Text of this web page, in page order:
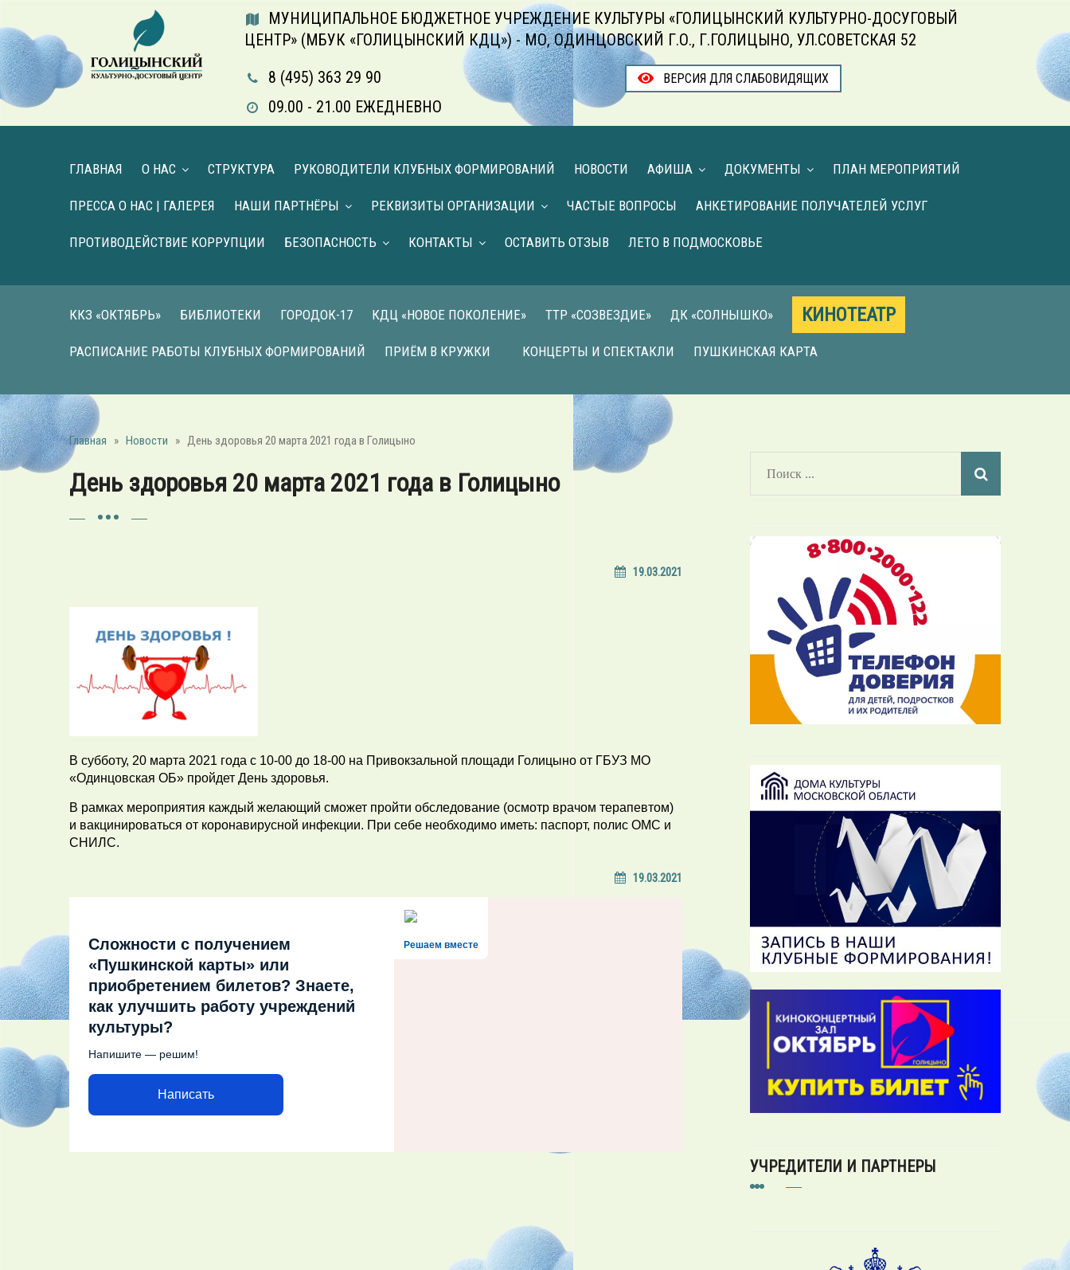
МУНИЦИПАЛЬНОЕ БЮДЖЕТНОЕ УЧРЕЖДЕНИЕ КУЛЬТУРЫ «ГОЛИЦЫНСКИЙ КУЛЬТУРНО-ДОСУГОВЫЙ
ЦЕНТР» (МБУК «ГОЛИЦЫНСКИЙ КДЦ») - МО, ОДИНЦОВСКИЙ Г.О., Г.ГОЛИЦЫНО, УЛ.СОВЕТСКАЯ 52
8 (495) 363 29 90
09.00 - 21.00 ЕЖЕДНЕВНО
ВЕРСИЯ ДЛЯ СЛАБОВИДЯЩИХ
ГЛАВНАЯ О НАС СТРУКТУРА РУКОВОДИТЕЛИ КЛУБНЫХ ФОРМИРОВАНИЙ НОВОСТИ АФИША ДОКУМЕНТЫ ПЛАН МЕРОПРИЯТИЙ
ПРЕССА О НАС | ГАЛЕРЕЯ НАШИ ПАРТНЁРЫ РЕКВИЗИТЫ ОРГАНИЗАЦИИ ЧАСТЫЕ ВОПРОСЫ АНКЕТИРОВАНИЕ ПОЛУЧАТЕЛЕЙ УСЛУГ
ПРОТИВОДЕЙСТВИЕ КОРРУПЦИИ БЕЗОПАСНОСТЬ КОНТАКТЫ ОСТАВИТЬ ОТЗЫВ ЛЕТО В ПОДМОСКОВЬЕ
ККЗ «ОКТЯБРЬ» БИБЛИОТЕКИ ГОРОДОК-17 КДЦ «НОВОЕ ПОКОЛЕНИЕ» ТТР «СОЗВЕЗДИЕ» ДК «СОЛНЫШКО» КИНОТЕАТР
РАСПИСАНИЕ РАБОТЫ КЛУБНЫХ ФОРМИРОВАНИЙ ПРИЁМ В КРУЖКИ КОНЦЕРТЫ И СПЕКТАКЛИ ПУШКИНСКАЯ КАРТА
Главная » Новости » День здоровья 20 марта 2021 года в Голицыно
День здоровья 20 марта 2021 года в Голицыно
19.03.2021
В субботу, 20 марта 2021 года с 10-00 до 18-00 на Привокзальной площади Голицыно от ГБУЗ МО
«Одинцовская ОБ» пройдет День здоровья.
В рамках мероприятия каждый желающий сможет пройти обследование (осмотр врачом терапевтом)
и вакцинироваться от коронавирусной инфекции. При себе необходимо иметь: паспорт, полис ОМС и
СНИЛС.
19.03.2021
Решаем вместе
Сложности с получением
«Пушкинской карты» или
приобретением билетов? Знаете,
как улучшить работу учреждений
культуры?
Напишите — решим!
Написать
УЧРЕДИТЕЛИ И ПАРТНЕРЫ